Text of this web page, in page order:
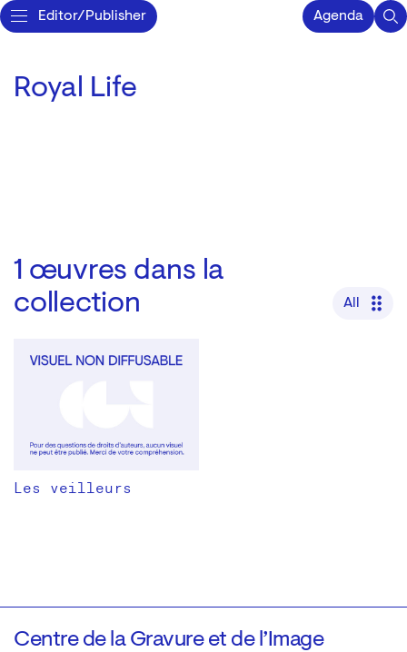
Editor/Publisher Agenda
Royal Life
1 œuvres dans la
collection
All
Les veilleurs
Centre de la Gravure et de l’Image